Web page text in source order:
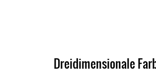
Dreidimensionale